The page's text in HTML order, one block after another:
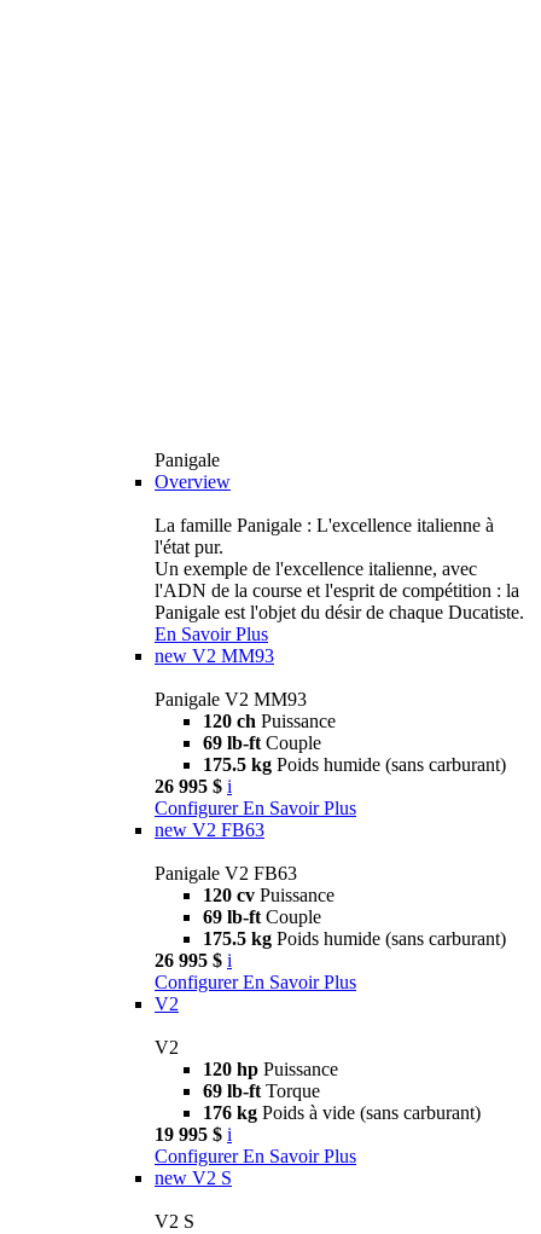
Panigale
Overview
La famille Panigale : L'excellence italienne à
l'état pur.
Un exemple de l'excellence italienne, avec
l'ADN de la course et l'esprit de compétition : la
Panigale est l'objet du désir de chaque Ducatiste.
En Savoir Plus
new V2 MM93
Panigale V2 MM93
120 ch Puissance
69 lb-ft Couple
175.5 kg Poids humide (sans carburant)
26 995 $ i
Configurer En Savoir Plus
new V2 FB63
Panigale V2 FB63
120 cv Puissance
69 lb-ft Couple
175.5 kg Poids humide (sans carburant)
26 995 $ i
Configurer En Savoir Plus
V2
V2
120 hp Puissance
69 lb-ft Torque
176 kg Poids à vide (sans carburant)
19 995 $ i
Configurer En Savoir Plus
new V2 S
V2 S